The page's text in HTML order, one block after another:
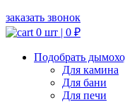
заказать звонок
0 шт | 0 ₽
Подобрать
Для камина
Для бани
Для печи